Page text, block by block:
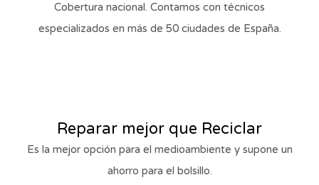
Cobertura nacional. Contamos con técnicos
especializados en más de 50 ciudades de España.
Reparar mejor que Reciclar
Es la mejor opción para el medioambiente y supone un
ahorro para el bolsillo.